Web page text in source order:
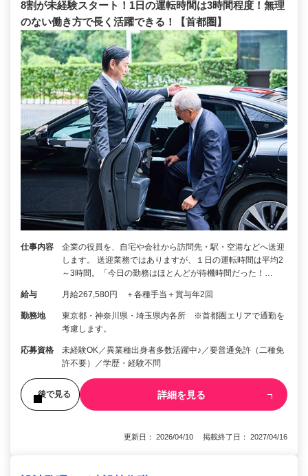
8割が未経験スタート！1日の運転時間は3時間程度！無理
のない働き方で長く活躍できる！【首都圏】
仕事内容
企業の役員を、自宅や会社から訪問先・駅・空港などへ送迎
します。 送迎業務ではありますが、１日の運転時間は平均2
～3時間。「今日の勤務はほとんどが待機時間だった！…
給与 月給267,580円 ＋各種手当＋賞与年2回
勤務地
東京都・神奈川県・埼玉県内各所 ※首都圏エリアで通勤を
考慮します。
応募資格
未経験OK／異業種出身者多数活躍中♪／要普通免許（二種免
許不要）／学歴・経験不問
後で見る 詳細を見る
更新日： 2026/04/10 掲載終了日： 2027/04/16